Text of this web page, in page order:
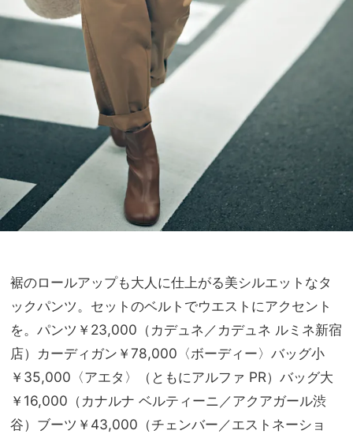
裾のロールアップも大人に仕上がる美シルエットなタ
ックパンツ。セットのベルトでウエストにアクセント
を。パンツ￥23,000（カデュネ／カデュネ ルミネ新宿
店）カーディガン￥78,000〈ボーディー〉バッグ小
￥35,000〈アエタ〉（ともにアルファ PR）バッグ大
￥16,000（カナルナ ベルティーニ／アクアガール渋
谷）ブーツ￥43,000（チェンバー／エストネーショ